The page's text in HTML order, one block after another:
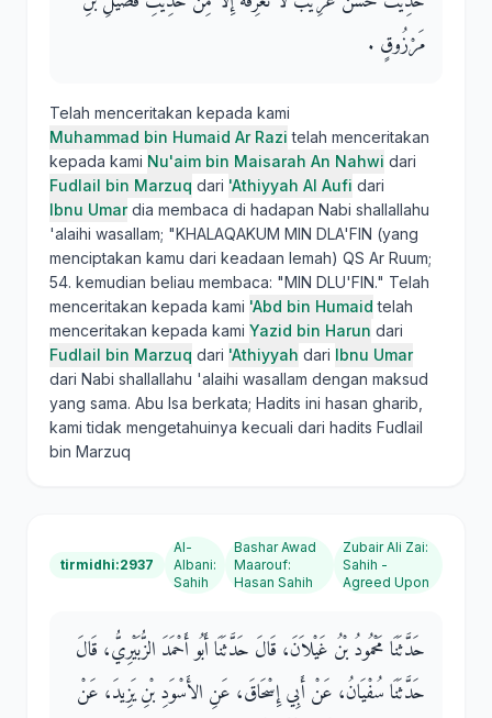
مَرْزُوقٍ ‏.‏
Telah menceritakan kepada kami
Muhammad bin Humaid Ar Razi telah menceritakan
kepada kami Nu'aim bin Maisarah An Nahwi dari
Fudlail bin Marzuq dari 'Athiyyah Al Aufi dari
Ibnu Umardia membaca di hadapan Nabi shallallahu
'alaihi wasallam; "KHALAQAKUM MIN DLA'FIN (yang
menciptakan kamu dari keadaan lemah) QS Ar Ruum;
54. kemudian beliau membaca: "MIN DLU'FIN." Telah
menceritakan kepada kami 'Abd bin Humaid telah
menceritakan kepada kami Yazid bin Harun dari
Fudlail bin Marzuq dari 'Athiyyah dari Ibnu Umar
dari Nabi shallallahu 'alaihi wasallam dengan maksud
yang sama. Abu Isa berkata; Hadits ini hasan gharib,
kami tidak mengetahuinya kecuali dari hadits Fudlail
bin Marzuq
tirmidhi:2937
Al-
Albani:
Sahih
Bashar Awad
Maarouf:
Hasan Sahih
Zubair Ali Zai:
Sahih -
Agreed Upon
حَدَّثَنَا مَحْمُودُ بْنُ غَيْلاَنَ، قَالَ حَدَّثَنَا أَبُو أَحْمَدَ الزُّبَيْرِيُّ، قَالَ
حَدَّثَنَا سُفْيَانُ، عَنْ أَبِي إِسْحَاقَ، عَنِ الأَسْوَدِ بْنِ يَزِيدَ، عَنْ